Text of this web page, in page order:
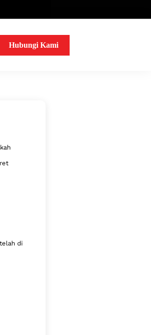
Hubungi Kami
di